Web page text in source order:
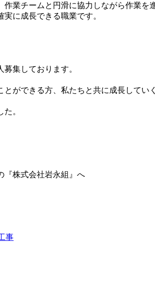
業チームと円滑に協力しながら作業
に成長できる職業です。
集しております。
ができる方、私たちと共に成長してい
。
『株式会社岩永組』へ
事